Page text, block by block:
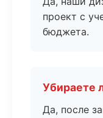
проект с
бюджета.
Убираете
Да, после